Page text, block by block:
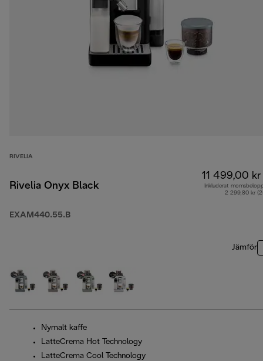
RIVELIA
Rivelia Onyx Black
EXAM440.55.B
11 499,00 kr
Inkluderat
2 299,80 kr
Jämför
Nymalt kaffe
LatteCrema Hot Technology
LatteCrema Cool Technology